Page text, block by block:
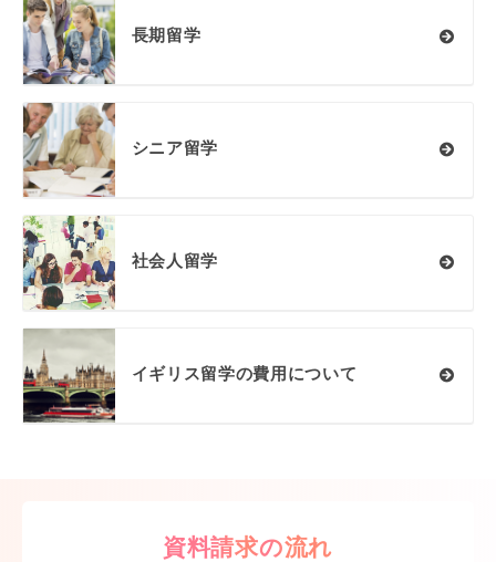
長期留学
シニア留学
社会人留学
イギリス留学の費用について
資料請求の流れ